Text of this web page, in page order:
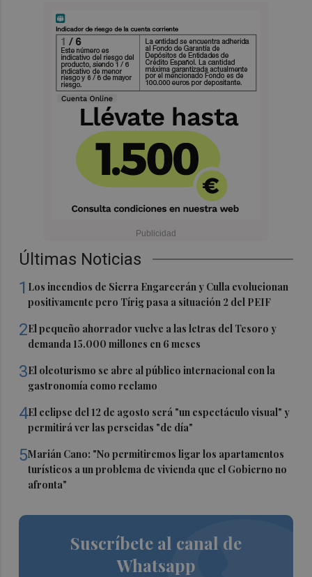
Últimas Noticias
1 Los incendios de Sierra Engarcerán y Culla evolucionan
positivamente pero Tírig pasa a situación 2 del PEIF
2El pequeño ahorrador vuelve a las letras del Tesoro y
demanda 15.000 millones en 6 meses
3El oleoturismo se abre al público internacional con la
gastronomía como reclamo
4El eclipse del 12 de agosto será "un espectáculo visual" y
permitirá ver las perseidas "de día"
5Marián Cano: "No permitiremos ligar los apartamentos
turísticos a un problema de vivienda que el Gobierno no
afronta"
Suscríbete al canal de
Whatsapp